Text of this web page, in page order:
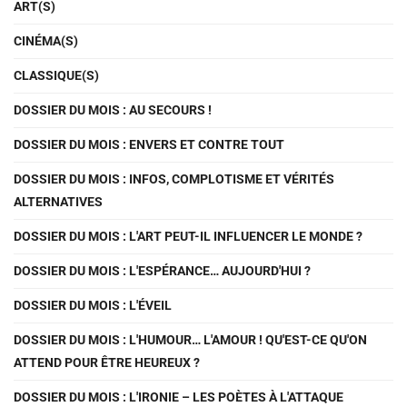
ART(S)
CINÉMA(S)
CLASSIQUE(S)
DOSSIER DU MOIS : AU SECOURS !
DOSSIER DU MOIS : ENVERS ET CONTRE TOUT
DOSSIER DU MOIS : INFOS, COMPLOTISME ET VÉRITÉS
ALTERNATIVES
DOSSIER DU MOIS : L'ART PEUT-IL INFLUENCER LE MONDE ?
DOSSIER DU MOIS : L'ESPÉRANCE… AUJOURD'HUI ?
DOSSIER DU MOIS : L'ÉVEIL
DOSSIER DU MOIS : L'HUMOUR… L'AMOUR ! QU'EST-CE QU'ON
ATTEND POUR ÊTRE HEUREUX ?
DOSSIER DU MOIS : L'IRONIE – LES POÈTES À L'ATTAQUE